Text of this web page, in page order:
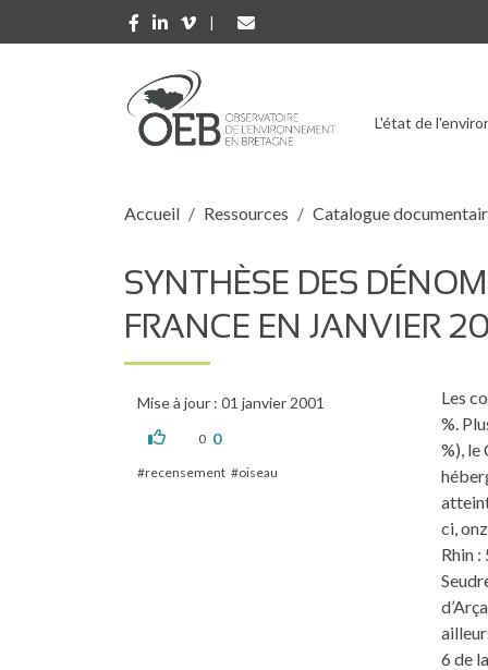
Aller au contenu principal
L'état de
Fil d'Ariane
Accueil Ressources Catalogue
SYNTHÈSE DES
FRANCE EN JANVIER
Mise à jour : 01 janvier 2001
0 0
recensement oiseau
Les
%.
%), le
ci,
Rhin
6 de